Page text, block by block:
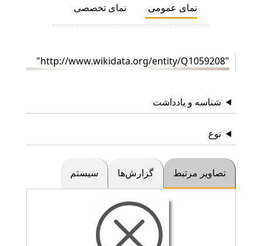
نمای عمومی نمای تخصصی
"http://www.wikidata.org/entity/Q1059208"
شناسه و یادداشت
نوع
تصاویر مرتبط گزارش‌ها سیستم